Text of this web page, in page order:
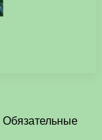
Обязательные